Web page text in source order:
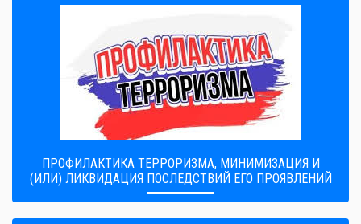
ПРОФИЛАКТИКА ТЕРРОРИЗМА, МИНИМИЗАЦИЯ И
(ИЛИ) ЛИКВИДАЦИЯ ПОСЛЕДСТВИЙ ЕГО ПРОЯВЛЕНИЙ